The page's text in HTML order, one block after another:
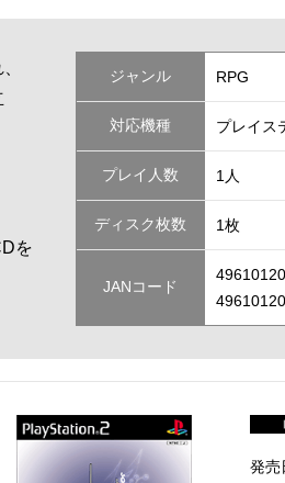
を
ジャンル RPG
対応機種 プレイス
プレイ人数 1人
ディスク枚数 1枚
JANコード
発売